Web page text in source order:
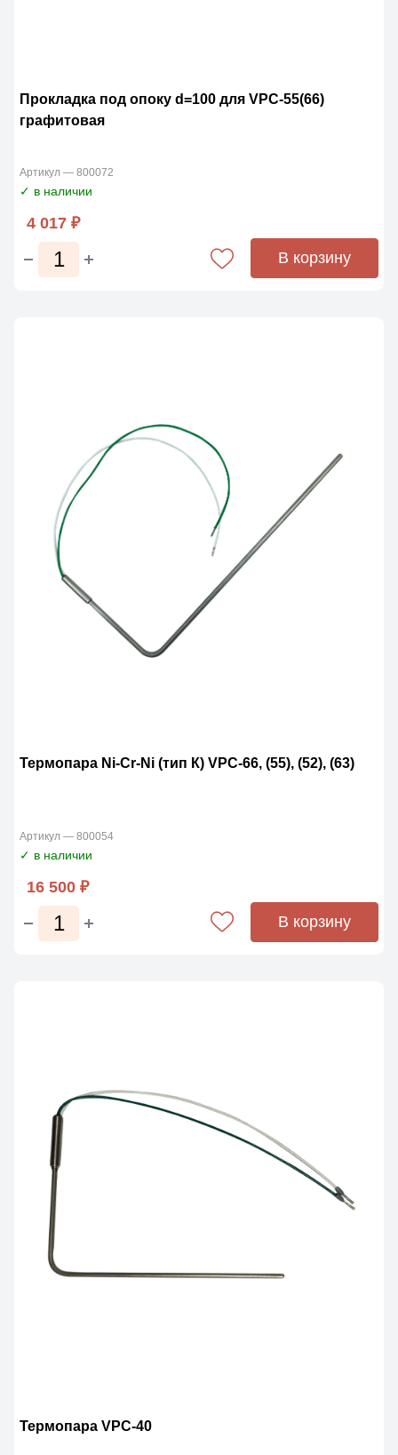
Прокладка под опоку d=100 для VPC-55(66)
графитовая
Артикул — 800072
✓ в наличии
4 017 ₽
В корзину
Термопара Ni-Cr-Ni (тип К) VPC-66, (55), (52), (63)
Артикул — 800054
✓ в наличии
16 500 ₽
В корзину
Термопара VPC-40